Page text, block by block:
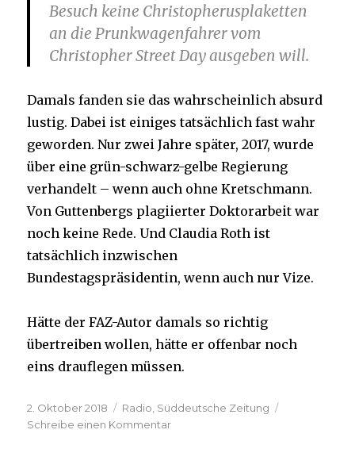
Besuch keine Christopherusplaketten
an die Prunkwagenfahrer vom
Christopher Street Day ausgeben will.
Damals fanden sie das wahrscheinlich absurd
lustig. Dabei ist einiges tatsächlich fast wahr
geworden. Nur zwei Jahre später, 2017, wurde
über eine grün-schwarz-gelbe Regierung
verhandelt – wenn auch ohne Kretschmann.
Von Guttenbergs plagiierter Doktorarbeit war
noch keine Rede. Und Claudia Roth ist
tatsächlich inzwischen
Bundestagspräsidentin, wenn auch nur Vize.
Hätte der FAZ-Autor damals so richtig
übertreiben wollen, hätte er offenbar noch
eins drauflegen müssen.
Veröffentlicht
am
2. Oktober 2018 Kategorien
Radio, Süddeutsche Zeitung
Schreibe einen Kommentarzu